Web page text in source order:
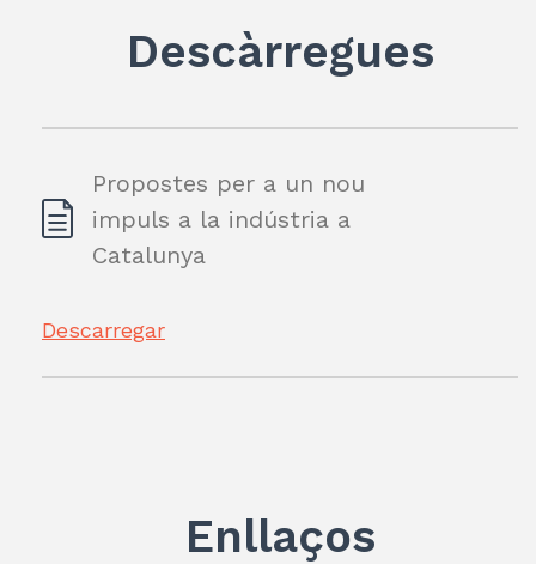
p
ix
Descàrregues
Propostes per a un nou
impuls a la indústria a
Catalunya
Descarregar
Enllaços